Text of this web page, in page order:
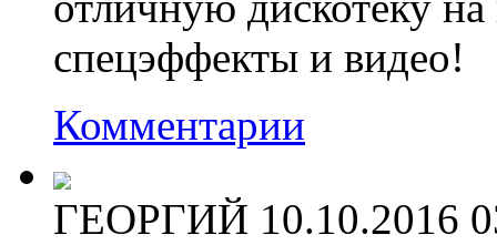
спецэффекты и видео!
Комментарии
ГЕОРГИЙ 10.10.2016